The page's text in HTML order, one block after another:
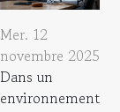
Mer. 12
novembre 2025
Dans un
environnement